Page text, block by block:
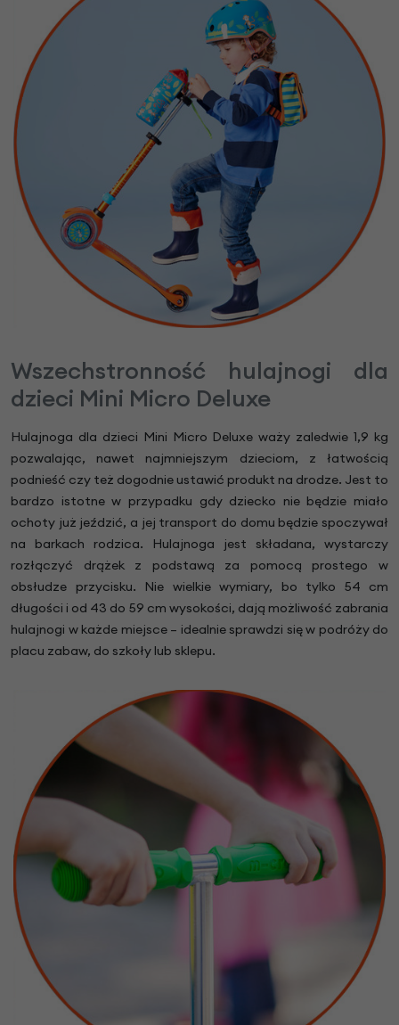
Wszechstronność hulajnogi dla
dzieci Mini Micro Deluxe
Hulajnoga dla dzieci Mini Micro Deluxe waży zaledwie 1,9 kg
pozwalając, nawet najmniejszym dzieciom, z łatwością
podnieść czy też dogodnie ustawić produkt na drodze. Jest to
bardzo istotne w przypadku gdy dziecko nie będzie miało
ochoty już jeździć, a jej transport do domu będzie spoczywał
na barkach rodzica. Hulajnoga jest składana, wystarczy
rozłączyć drążek z podstawą za pomocą prostego w
obsłudze przycisku. Nie wielkie wymiary, bo tylko 54 cm
długości i od 43 do 59 cm wysokości, dają możliwość zabrania
hulajnogi w każde miejsce – idealnie sprawdzi się w podróży do
placu zabaw, do szkoły lub sklepu.